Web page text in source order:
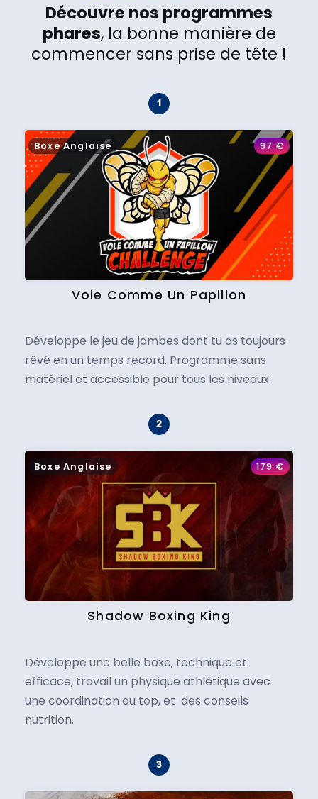
Découvre nos programmes
phares, la bonne manière de
commencer sans prise de tête !
Boxe Anglaise 97€
Vole Comme Un Papillon
Développe le jeu de jambes dont tu as toujours
rêvé en un temps record. Programme sans
matériel et accessible pour tous les niveaux.
Boxe Anglaise 179€
Shadow Boxing King
Développe une belle boxe, technique et
efficace, travail un physique athlétique avec
une coordination au top, et des conseils
nutrition.